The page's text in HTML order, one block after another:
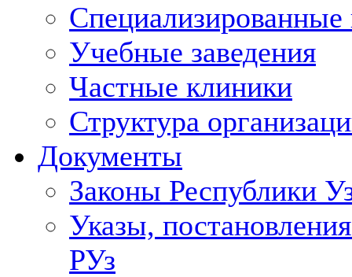
Учебные заведения
Частные клиники
Структура
Документы
Законы Республики
Указы,
РУз